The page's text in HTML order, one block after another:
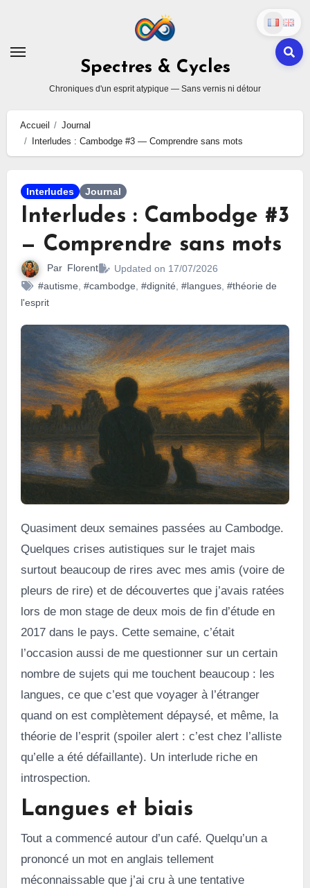
content
Spectres & Cycles
Chroniques d'un esprit atypique — Sans vernis ni détour
Accueil
Journal
Interludes : Cambodge #3 — Comprendre sans mots
Interludes Journal
Interludes : Cambodge #3
— Comprendre sans mots
Par Florent
Updated on 17/07/2026
#autisme #cambodge #dignité #langues, #théorie de
l'esprit
Quasiment deux semaines passées au Cambodge.
Quelques crises autistiques sur le trajet mais
surtout beaucoup de rires avec mes amis (voire de
pleurs de rire) et de découvertes que j’avais ratées
lors de mon stage de deux mois de fin d’étude en
2017 dans le pays. Cette semaine, c’était
l’occasion aussi de me questionner sur un certain
nombre de sujets qui me touchent beaucoup : les
langues, ce que c’est que voyager à l’étranger
quand on est complètement dépaysé, et même, la
théorie de l’esprit (spoiler alert : c’est chez l’alliste
qu’elle a été défaillante). Un interlude riche en
introspection.
Langues et biais
Tout a commencé autour d’un café. Quelqu’un a
prononcé un mot en anglais tellement
méconnaissable que j’ai cru à une tentative